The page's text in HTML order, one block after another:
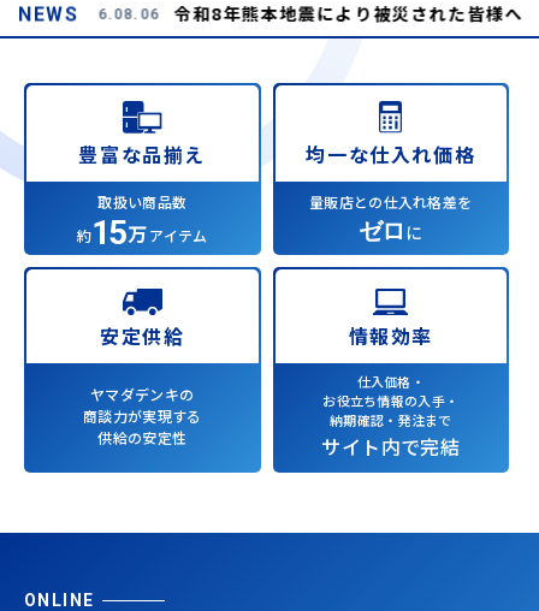
NEWS
2026.08.06 令和8年熊本地震により被災された皆様へ
豊富な品揃え
取扱い商品数
約15万アイテム
均一な仕入れ価格
量販店との仕入れ格差を
ゼロ に
安定供給
ヤマダデンキの
商談力が実現する
供給の安定性
情報効率
仕入価格・
お役立ち情報の入手・
納期確認・発注まで
サイト内で完結
ONLINE